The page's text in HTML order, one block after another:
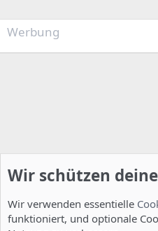
Werbung
Wir schützen
Wir verwenden essentielle
funktioniert, und optionale